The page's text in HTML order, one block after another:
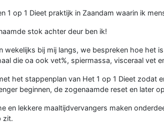
1 op 1 Dieet praktijk in Zaandam waarin ik
stok achter deur ben ik!
wekelijks bij mij langs, we bespreken hoe het
die oa ook vet%, spiermassa, visceraal vet
het stappenplan van Het 1 op 1 Dieet zodat
beginnen, de zogenaamde reset en later
en lekkere maaltijdvervangers maken
zit.